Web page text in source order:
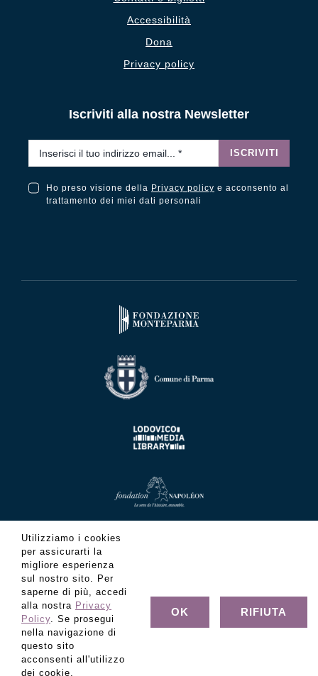
Accessibilità
Dona
Privacy policy
Iscriviti alla nostra Newsletter
ISCRIVITI
Ho preso visione della Privacy policy e acconsento al
trattamento dei miei dati personali
© Copyright Fondazione Museo Glauco Lombardi - C.F.
Utilizziamo i cookies
per assicurarti la
migliore esperienza
sul nostro sito. Per
saperne di più, accedi
alla nostra Privacy
Policy. Se prosegui
nella navigazione di
questo sito
acconsenti all'utilizzo
dei cookie.
OK RIFIUTA